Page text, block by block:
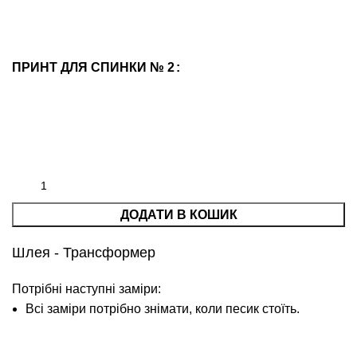
ПРИНТ ДЛЯ СПИНКИ № 2
ДОДАТИ В КОШИК
Шлея - Трансформер
Потрібні наступні заміри:
Всі заміри потрібно знімати, коли песик стоїть.